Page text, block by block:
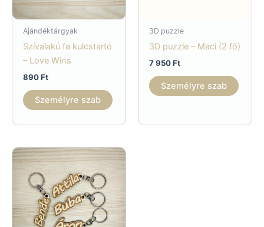
Ajándéktárgyak
Szívalakú fa kulcstartó
– Love Wins
890Ft
Személyre szab
3D puzzle
3D puzzle – Maci (2 fő)
7 950Ft
Személyre szab